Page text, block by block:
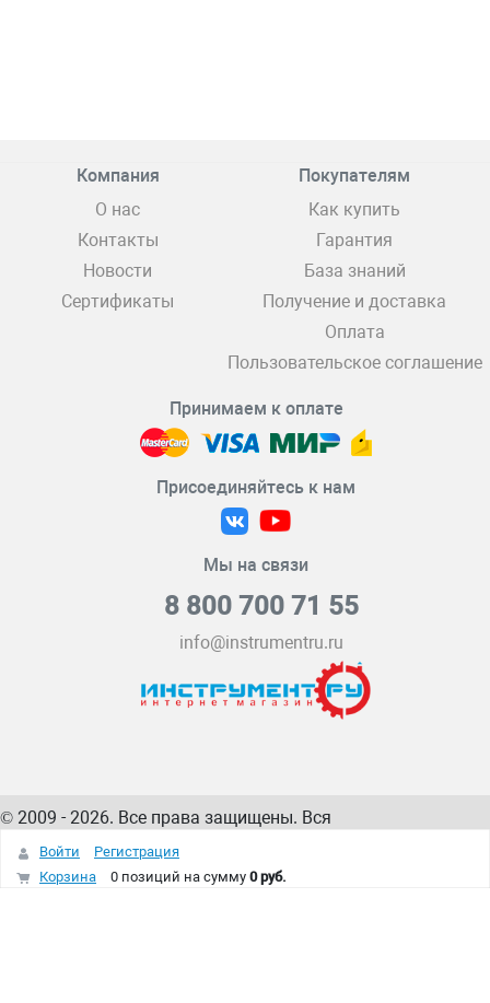
Компания
О нас
Контакты
Новости
Сертификаты
Покупателям
Как купить
Гарантия
База знаний
Получение и доставка
Оплата
Пользовательское соглашение
Принимаем к оплате
Присоединяйтесь к нам
Мы на связи
8 800 700 71 55
info@instrumentru.ru
© 2009 - 2026. Все права защищены. Вся
информация на сайте – собственность
интернет-магазина
Войти
Регистрация
Корзина
0 позиций на сумму 0 руб.